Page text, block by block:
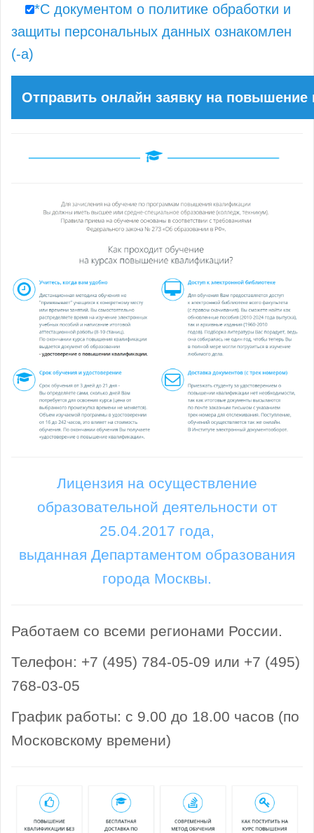
*С документом о политике обработки и
защиты персональных данных ознакомлен
(-а)
Лицензия на осуществление
образовательной деятельности от
25.04.2017 года,
выданная Департаментом образования
города Москвы.
Работаем со всеми регионами России.
Телефон: +7 (495) 784-05-09 или +7 (495)
768-03-05
График работы: с 9.00 до 18.00 часов (по
Московскому времени)